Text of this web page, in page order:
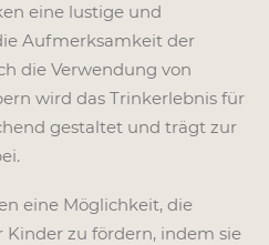
eine lustige und
Aufmerksamkeit der
die Verwendung von
wird das Trinkerlebnis für
gestaltet und trägt zur
eine Möglichkeit, die
zu fördern, indem sie